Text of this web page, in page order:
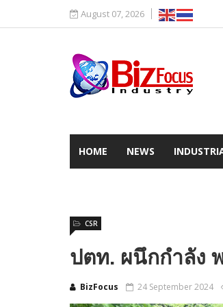
August 07, 2026
HOME NEWS
ปตท. ผนึกกำลัง
BizFocus
CSR
24 September 2024